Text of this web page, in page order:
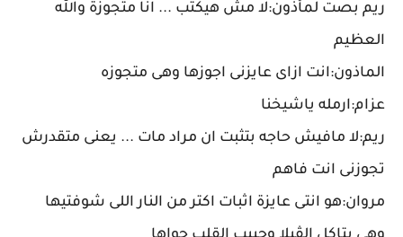
ريم بصت لمأذون:لا مش هيكتب ... انا متجوزة والله
العظيم
الماذون:انت ازاى عايزنى اجوزها وهى متجوزه
عزام:ارمله ياشيخنا
ريم:لا مافيش حاجه بتثبت ان مراد مات ... يعنى متقدرش
تجوزنى انت فاهم
مروان:هو انتى عايزة اثبات اكتر من النار اللى شوفتيها